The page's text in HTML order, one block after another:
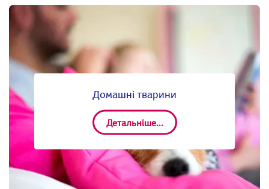
Домашні тварини
Детальніше...